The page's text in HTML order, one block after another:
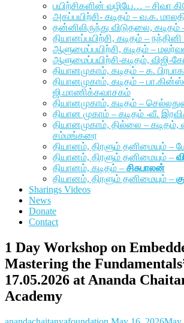
பயிற்சிகளின் வழியே… – சிவா
அகப்பயிற்சி- கடிதம் – வ.க.
தன்னிலிருந்து விடுதலை, கடிதம்
தியானப்பயிற்சி, கடிதம் – நந்தினி
ஆளுமைப்பயிற்சி, கடிதம் –
ஆளுமைப்பயிற்சி-கடிதம், விஜி-
தியானமுகாம், கடிதம் – க.
தியானமுகாம், கடிதம் –
ஜி.மாணிக்கவாசகம்
தியானமுகாம், கடிதம் –
தியான முகாம் – கடிதம் -வீ.
தியானமுகாம், தில்லை – கடிதம்,
சம்மங்கரை
தியானம், திரளும் தனிமையும்
தியானம், திரளும் தனிமையும் –
தியானம், கடிதம் – சிசுபாலன்
தியானம், திரளும் தனிமையும் –
Sharings Videos
News
Donate
Contact
1 Day Workshop on
Mastering the
17.05.2026 at Ananda
Academy